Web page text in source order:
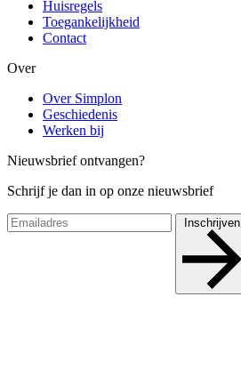
Huisregels
Toegankelijkheid
Contact
Over
Over Simplon
Geschiedenis
Werken bij
Nieuwsbrief ontvangen?
Schrijf je dan in op onze nieuwsbrief
Inschrijven